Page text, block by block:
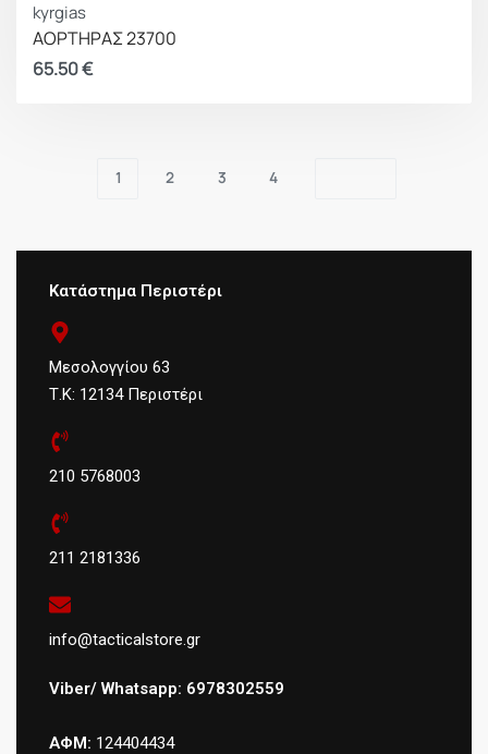
kyrgias
ΑΟΡΤΗΡΑΣ 23700
65.50€
1 2 3 4
Κατάστημα Περιστέρι
Μεσολογγίου 63
Τ.Κ: 12134 Περιστέρι
210 5768003
211 2181336
info@tacticalstore.gr
Viber/ Whatsapp: 6978302559
ΑΦΜ: 124404434